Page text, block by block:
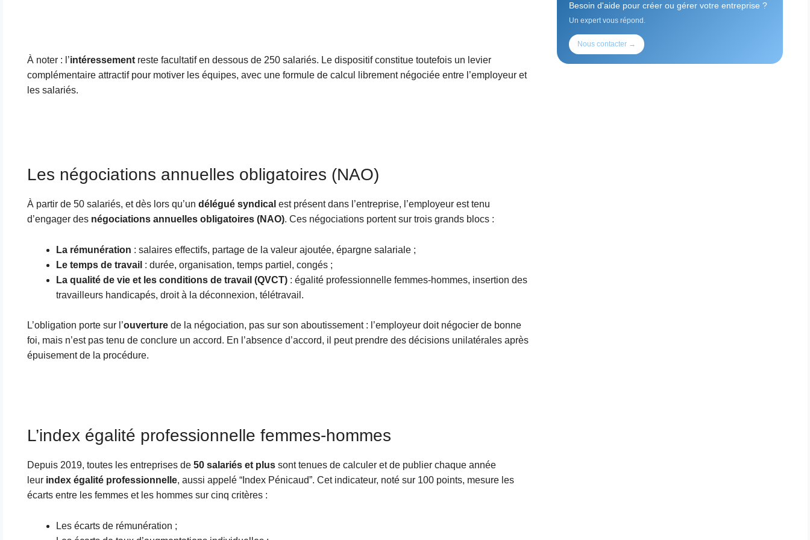
À noter : l’intéressementreste facultatif en dessous de 250 salariés. Le dispositif constitue toutefois un levier
complémentaire attractif pour motiver les équipes, avec une formule de calcul librement négociée entre l’employeur et
les salariés.
Les négociations annuelles obligatoires (NAO)
À partir de 50 salariés, et dès lors qu’un délégué syndical est présent dans l’entreprise, l’employeur est tenu
d’engager des négociations annuelles obligatoires (NAO). Ces négociations portent sur trois grands blocs :
La rémunération : salaires effectifs, partage de la valeur ajoutée, épargne salariale ;
Le temps de travail : durée, organisation, temps partiel, congés ;
La qualité de vie et les conditions de travail (QVCT): égalité professionnelle femmes-hommes, insertion des
travailleurs handicapés, droit à la déconnexion, télétravail.
L’obligation porte sur l’ouverturede la négociation, pas sur son aboutissement : l’employeur doit négocier de bonne
foi, mais n’est pas tenu de conclure un accord. En l’absence d’accord, il peut prendre des décisions unilatérales après
épuisement de la procédure.
L’index égalité professionnelle femmes-hommes
Depuis 2019, toutes les entreprises de 50 salariés et plussont tenues de calculer et de publier chaque année
leur index égalité professionnelle, aussi appelé “Index Pénicaud”. Cet indicateur, noté sur 100 points, mesure les
écarts entre les femmes et les hommes sur cinq critères :
Les écarts de rémunération ;
Besoin d'aide pour créer ou gérer votre entreprise ?
Un expert vous répond.
Nous contacter →